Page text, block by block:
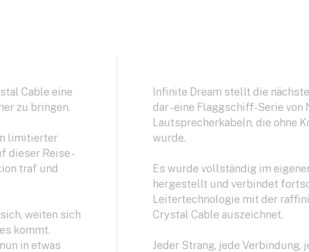
Cable eine
zu bringen.
limitierter
dieser Reise -
traf und
weiten sich
kommt.
in etwas
Infinite Dream stellt die
dar - eine Flaggschiff-Serie von
Lautsprecherkabeln, die ohne
wurde.
Es wurde vollständig im
hergestellt und verbindet
Leitertechnologie mit der
Crystal Cable auszeichnet.
Jeder Strang, jede Verbindung,